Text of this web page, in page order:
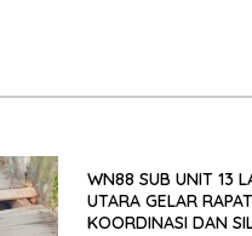
WN88 SUB UNIT 13
UTARA GELAR RAPAT
KOORDINASI DAN